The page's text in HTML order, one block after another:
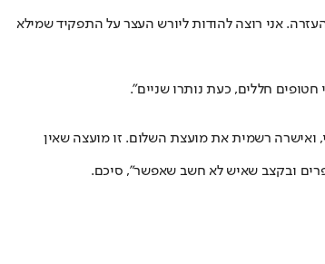
אני רוצה להודות ליורש העצר על התפקיד שמילא
חללים, כעת נותרו שניים".
ואישרה רשמית את מועצת השלום. זו מועצה שאין
ובקצב שאיש לא חשב שאפשר", סיכם.